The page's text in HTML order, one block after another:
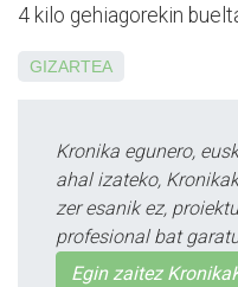
4 kilo gehiagorekin
GIZARTEA
Kronika egunero,
ahal izateko,
zer esanik ez,
profesional bat
Egin zaitez